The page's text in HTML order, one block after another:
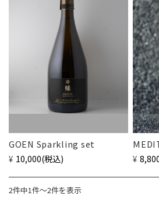
GOEN Sparkling set
¥10,000(税込)
2件中1件〜2件を表示